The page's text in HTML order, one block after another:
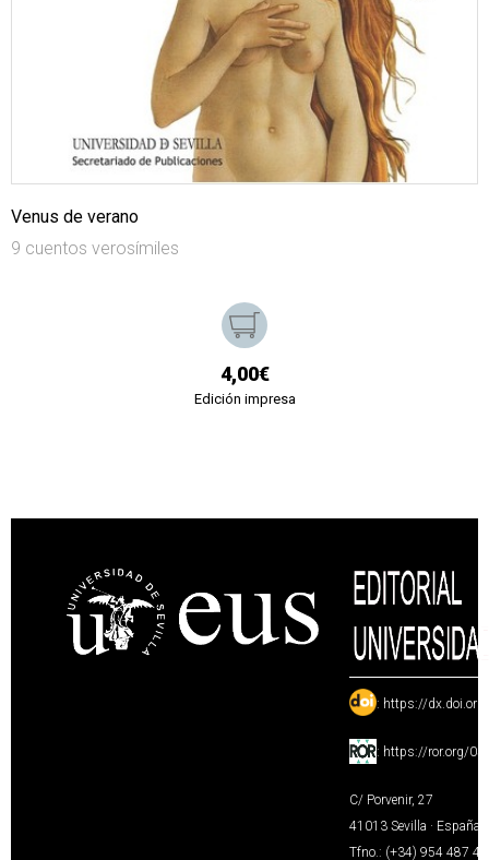
Venus de verano
9 cuentos verosímiles
4,00€
Edición impresa
: https://
: https://ror.org/
C/ Porvenir, 27
41013 Sevilla · España
Tfno.: (+34) 954 487